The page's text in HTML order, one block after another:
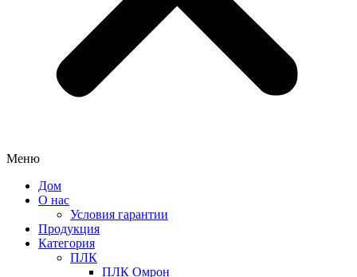
Меню
Дом
О нас
Условия гарантии
Продукция
Категория
ПЛК
ПЛК Омрон